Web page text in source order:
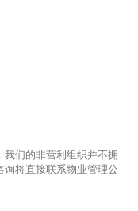
我们的非营利组织并不拥
将直接联系物业管理公